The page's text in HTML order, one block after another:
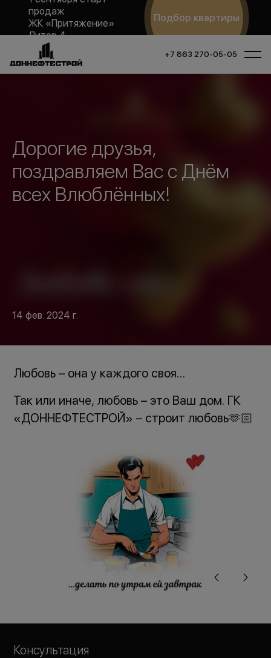
продаж
ЖК «Притяжение»
Литер 4
Подбор квартиры
+7 863 270-05-05
Дорогие друзья,
поздравляем Вас с Днём
всех Влюблённых!
14 фев. 2024 г.
Любовь – она у каждого своя…
Так или иначе, любовь – это Ваш дом. ГК
«ДОННЕФТЕСТРОЙ» – строит любовь🫶🏻
Консультация